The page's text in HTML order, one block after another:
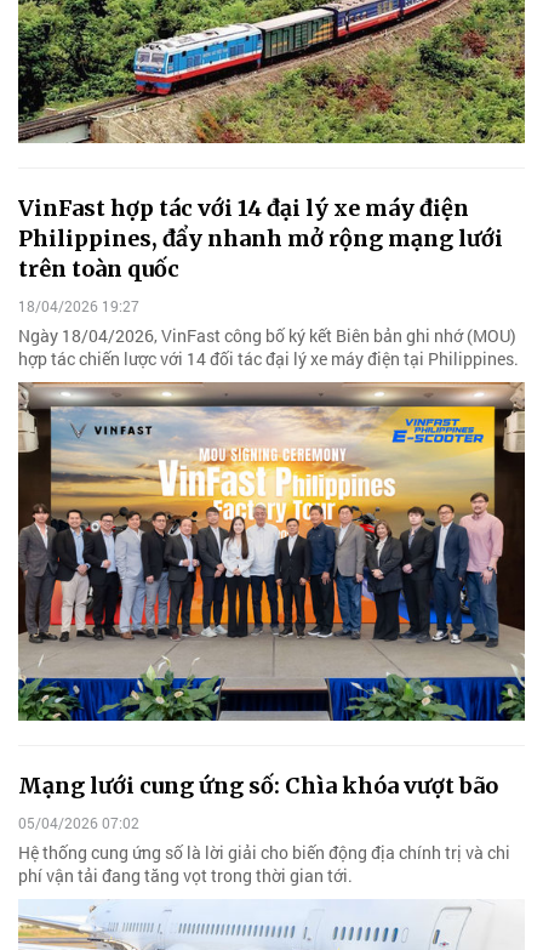
VinFast hợp tác với 14 đại lý xe máy điện
Philippines, đẩy nhanh mở rộng mạng lưới
trên toàn quốc
18/04/2026 19:27
Ngày 18/04/2026, VinFast công bố ký kết Biên bản ghi nhớ (MOU)
hợp tác chiến lược với 14 đối tác đại lý xe máy điện tại Philippines.
Mạng lưới cung ứng số: Chìa khóa vượt bão
05/04/2026 07:02
Hệ thống cung ứng số là lời giải cho biến động địa chính trị và chi
phí vận tải đang tăng vọt trong thời gian tới.